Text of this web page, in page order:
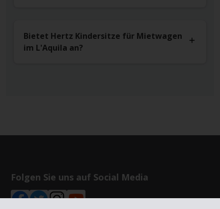
Bietet Hertz Kindersitze für Mietwagen
im L'Aquila an?
Folgen Sie uns auf Social Media